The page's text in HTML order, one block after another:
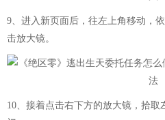
9、进入新页面后，往左上角移动，
击放大镜。
10、接着点击右下方的放大镜，拾